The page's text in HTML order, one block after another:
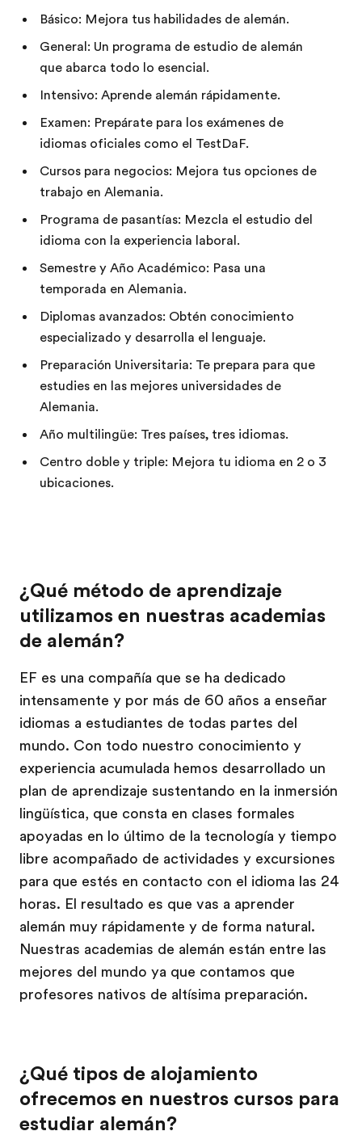
Básico: Mejora tus habilidades de alemán.
General: Un programa de estudio de alemán
que abarca todo lo esencial.
Intensivo: Aprende alemán rápidamente.
Examen: Prepárate para los exámenes de
idiomas oficiales como el TestDaF.
Cursos para negocios: Mejora tus opciones de
trabajo en Alemania.
Programa de pasantías: Mezcla el estudio del
idioma con la experiencia laboral.
Semestre y Año Académico: Pasa una
temporada en Alemania.
Diplomas avanzados: Obtén conocimiento
especializado y desarrolla el lenguaje.
Preparación Universitaria: Te prepara para que
estudies en las mejores universidades de
Alemania.
Año multilingüe: Tres países, tres idiomas.
Centro doble y triple: Mejora tu idioma en 2 o 3
ubicaciones.
¿Qué método de aprendizaje
utilizamos en nuestras academias
de alemán?
EF es una compañía que se ha dedicado
intensamente y por más de 60 años a enseñar
idiomas a estudiantes de todas partes del
mundo. Con todo nuestro conocimiento y
experiencia acumulada hemos desarrollado un
plan de aprendizaje sustentando en la inmersión
lingüística, que consta en clases formales
apoyadas en lo último de la tecnología y tiempo
libre acompañado de actividades y excursiones
para que estés en contacto con el idioma las 24
horas. El resultado es que vas a aprender
alemán muy rápidamente y de forma natural.
Nuestras academias de alemán están entre las
mejores del mundo ya que contamos que
profesores nativos de altísima preparación.
¿Qué tipos de alojamiento
ofrecemos en nuestros cursos para
estudiar alemán?